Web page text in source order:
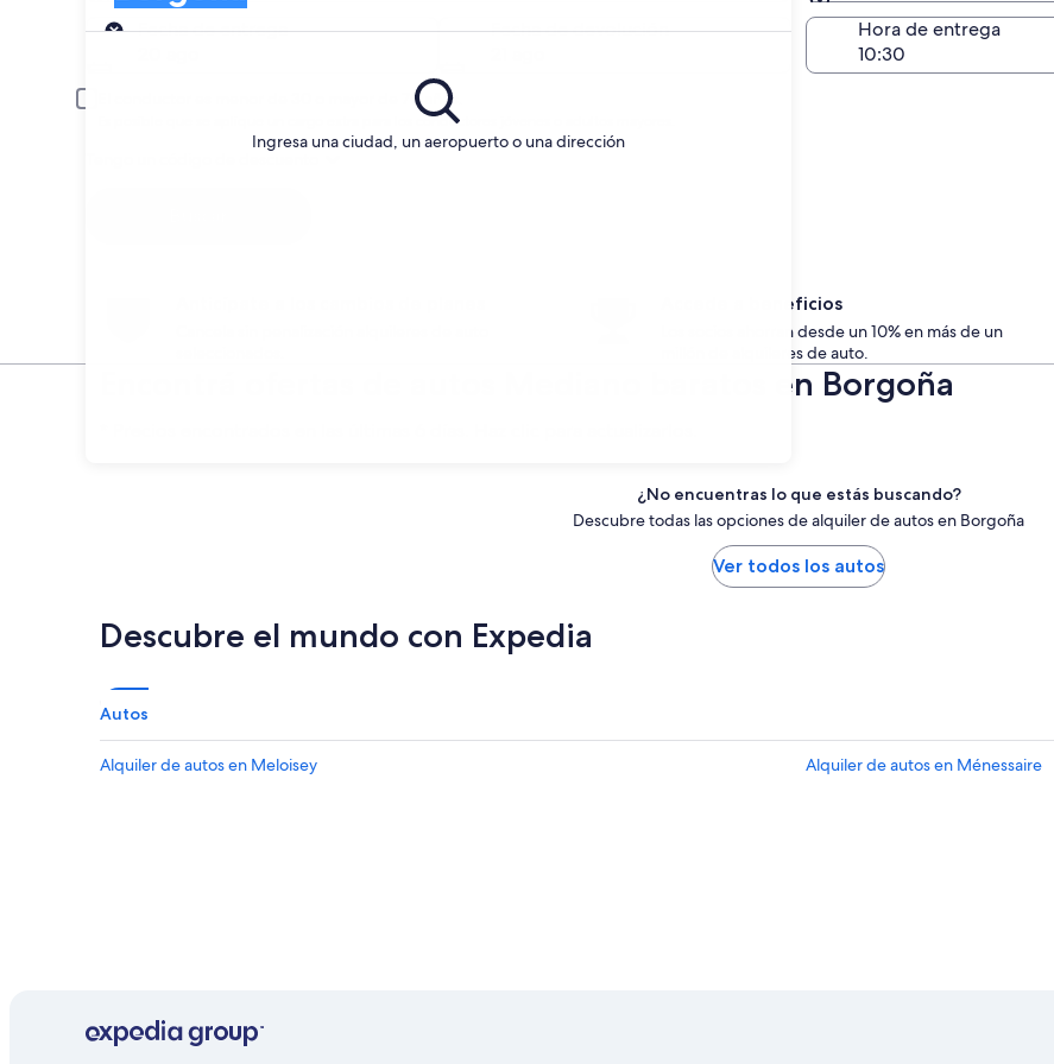
Ingresa una ciudad, un aeropuerto o una dirección
Entrega
Devolución en el
Fecha de entrega
Fecha de devolución
Hora de entrega
El conductor es menor de 30 o mayor de 70 años.
Es posible que se aplique un cargo extra para los conductores jóvenes o adultos mayores.
Accede a beneficios
Los socios ahorran desde un 10% en más de un
millón de alquileres de auto.
Encontrá ofertas de autos Mediano baratos en Borgoña
¿No encuentras lo que estás buscando?
Descubre todas las opciones de alquiler de autos en Borgoña
Ver todos los autos
Descubre el mundo con Expedia
Autos
Alquiler de autos en Meloisey Alquiler de autos en Ménessaire